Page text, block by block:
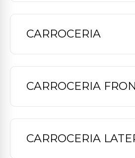
CARROCERIA
CARROCERIA
CARROCERIA